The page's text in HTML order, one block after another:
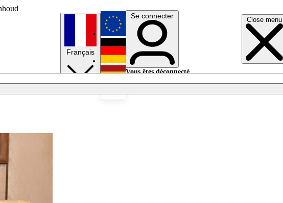
Close menu
Français
English
Deutsch
Se connecter
Vous êtes déconnecté.